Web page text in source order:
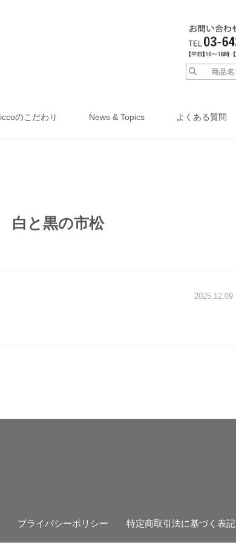
のこだわり News & Topics よくある質問
白と黒の市松
2025.12.09
プライバシーポリシー 特定商取引法に基づく表記